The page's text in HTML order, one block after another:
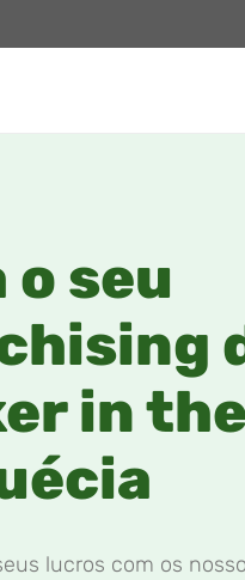
o seu
in
lucros com os